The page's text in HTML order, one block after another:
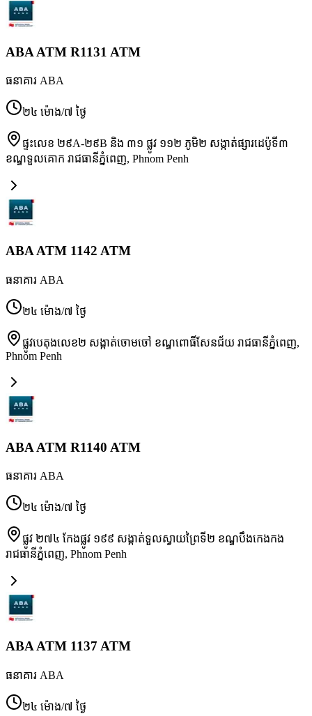
ABA ATM R1131 ATM
ធនាគារ ABA
២៤ ម៉ោង/៧ ថ្ងៃ
ផ្ទះលេខ ២៩A-២៩B និង ៣១ ផ្លូវ ១១២ ភូមិ២ សង្កាត់ផ្សារដេប៉ូទី៣
ខណ្ឌទួលគោក រាជធានីភ្នំពេញ, Phnom Penh
ABA ATM 1142 ATM
ធនាគារ ABA
២៤ ម៉ោង/៧ ថ្ងៃ
ផ្លូវបេតុងលេខ២ សង្កាត់ចោមចៅ ខណ្ឌពោធិ៍សែនជ័យ រាជធានីភ្នំពេញ,
Phnom Penh
ABA ATM R1140 ATM
ធនាគារ ABA
២៤ ម៉ោង/៧ ថ្ងៃ
ផ្លូវ ២៧៤ កែងផ្លូវ ១៩៩ សង្កាត់ទួលស្វាយព្រៃទី២ ខណ្ឌបឹងកេងកង
រាជធានីភ្នំពេញ, Phnom Penh
ABA ATM 1137 ATM
ធនាគារ ABA
២៤ ម៉ោង/៧ ថ្ងៃ